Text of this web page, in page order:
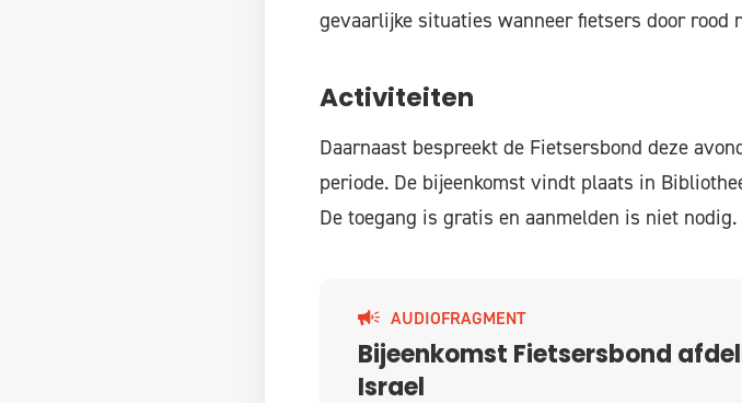
gevaarlijke situaties wanneer fietsers door rood
Activiteiten
Daarnaast bespreekt de Fietsersbond deze
periode. De bijeenkomst vindt plaats in
De toegang is gratis en aanmelden is niet nodig.
AUDIOFRAGMENT
Bijeenkomst Fietsersbond
Israel